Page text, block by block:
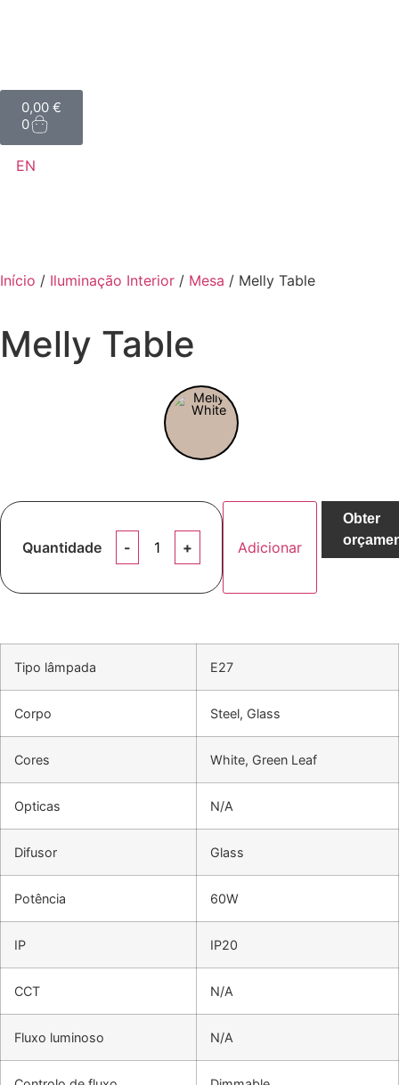
0,00 €
0
EN
Início / Iluminação Interior / Mesa / Melly Table
Melly Table
Quantidade Adicionar
Obter
Tipo lâmpada E27
Corpo Steel, Glass
Cores White, Green Leaf
Opticas N/A
Difusor Glass
Potência 60W
IP IP20
CCT N/A
Fluxo luminoso N/A